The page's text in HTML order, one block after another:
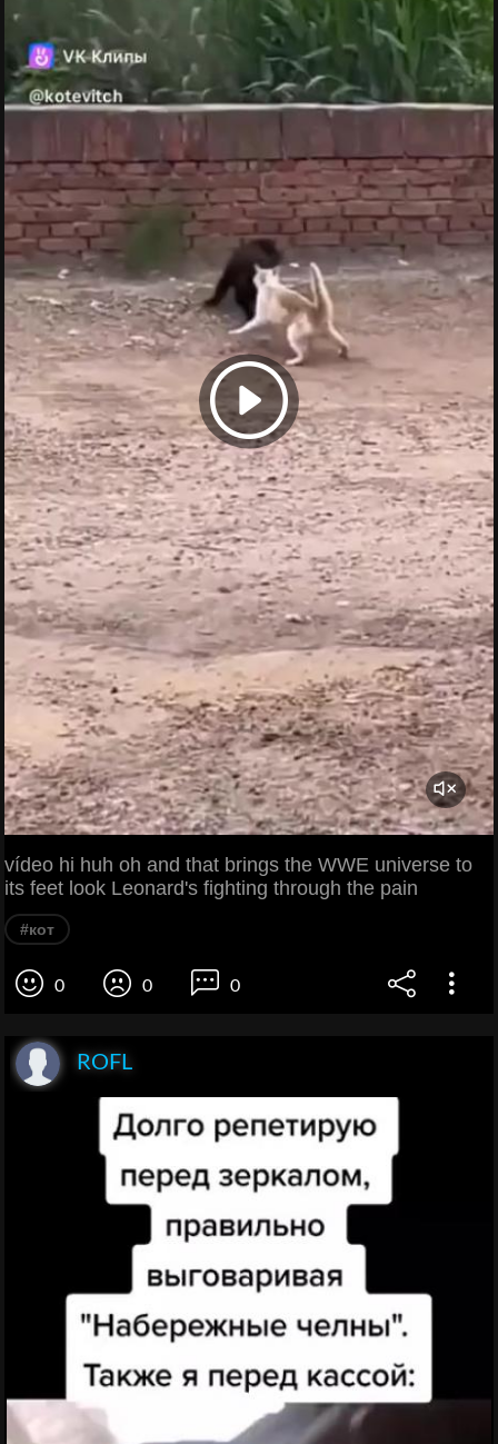
vídeo hi huh oh and that brings the WWE universe to
its feet look Leonard's fighting through the pain
#кот
0 0 0
ROFL